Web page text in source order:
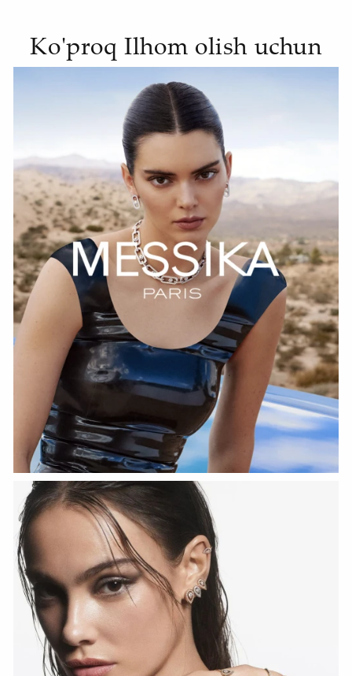
Ko'proq Ilhom olish uchun
HOZIR KO‘RISH